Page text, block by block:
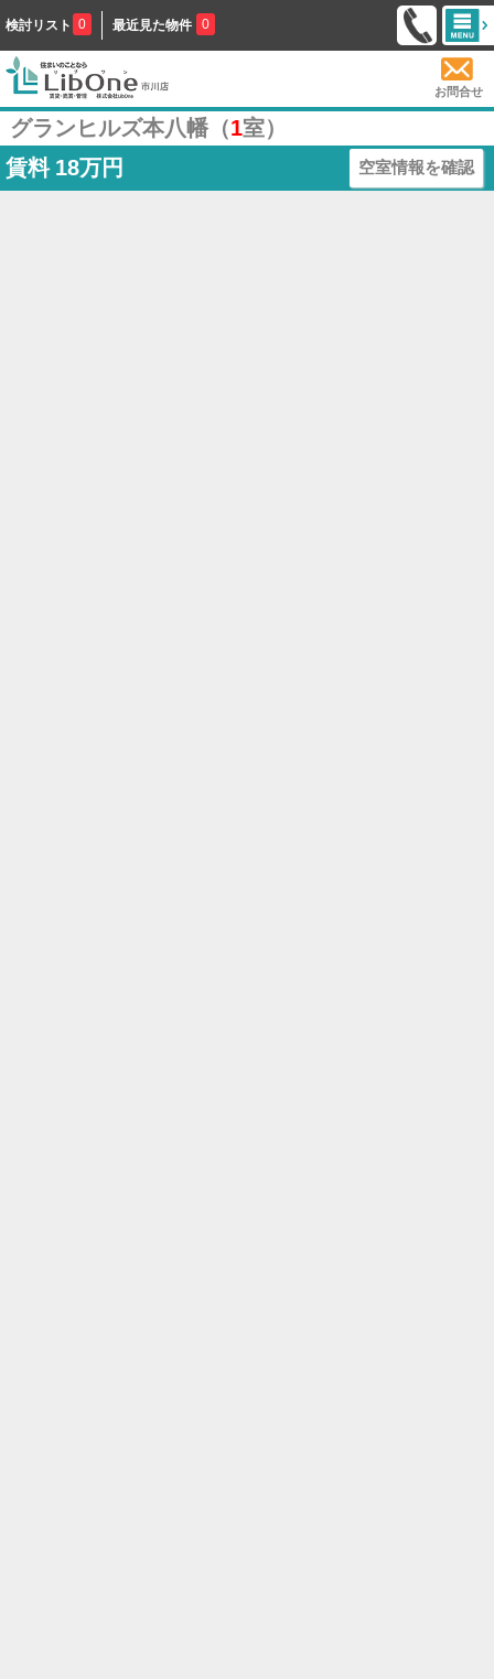
検討リスト 0 最近見た物件 0
お問合せ
グランヒルズ本八幡（1室）
賃料 18万円 空室情報を確認